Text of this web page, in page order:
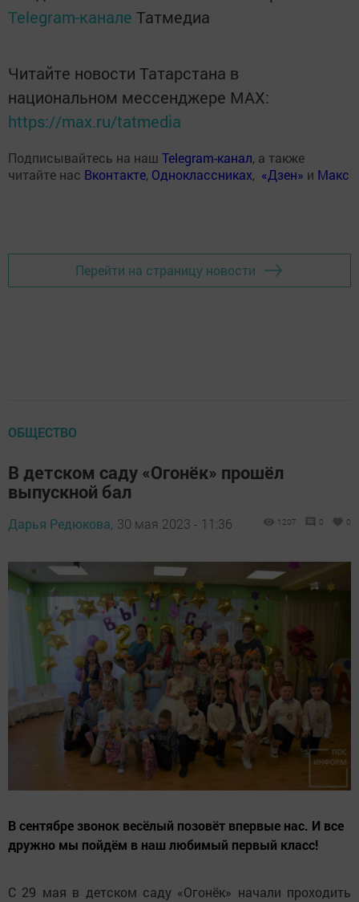
Telegram-канале Татмедиа
Читайте новости Татарстана в
национальном мессенджере MАХ:
https://max.ru/tatmedia
Подписывайтесь на наш Telegram-канал, а также
читайте нас Вконтакте, Одноклассниках, «Дзен» и Макс
Перейти на страницу новости
ОБЩЕСТВО
В детском саду «Огонёк» прошёл
выпускной бал
Дарья Редюкова, 30 мая 2023 - 11:36 1207 0 0
В сентябре звонок весёлый позовёт впервые нас. И все
дружно мы пойдём в наш любимый первый класс!
С 29 мая в детском саду «Огонёк» начали проходить